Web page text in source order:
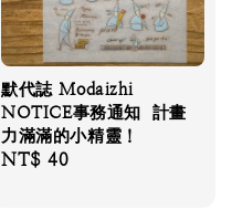
默代誌 Modaizhi
NOTICE事務通知 計畫
力滿滿的小精靈！
Regular
NT$ 40